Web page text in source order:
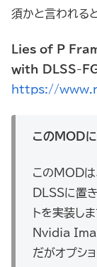
須かと言われる
Lies of P
with DLSS-
https://
このMOD
このMODは
DLSSに置
トを実装しま
Nvidia
だがオプシ